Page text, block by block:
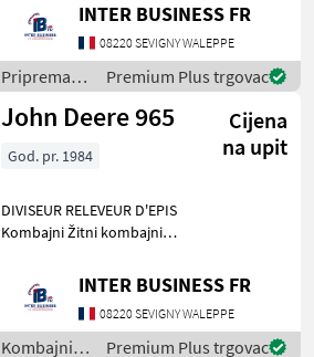
(plugovi, kultivatori,
tanjurače i dr.) Kultivatori
(gruberi)
INTER BUSINESS FR
08220 SEVIGNY WALEPPE
Priprema/
obrada tla
(plugovi,
tanjurače i
Sonstige
Premium Plus trgovac
John Deere 965
Cijena
na upit
God. pr. 1984
DIVISEUR RELEVEUR D'EPIS
Kombajni Žitni kombajni
INTER BUSINESS FR
08220 SEVIGNY WALEPPE
Kombajni /
Premium Plus trgovac